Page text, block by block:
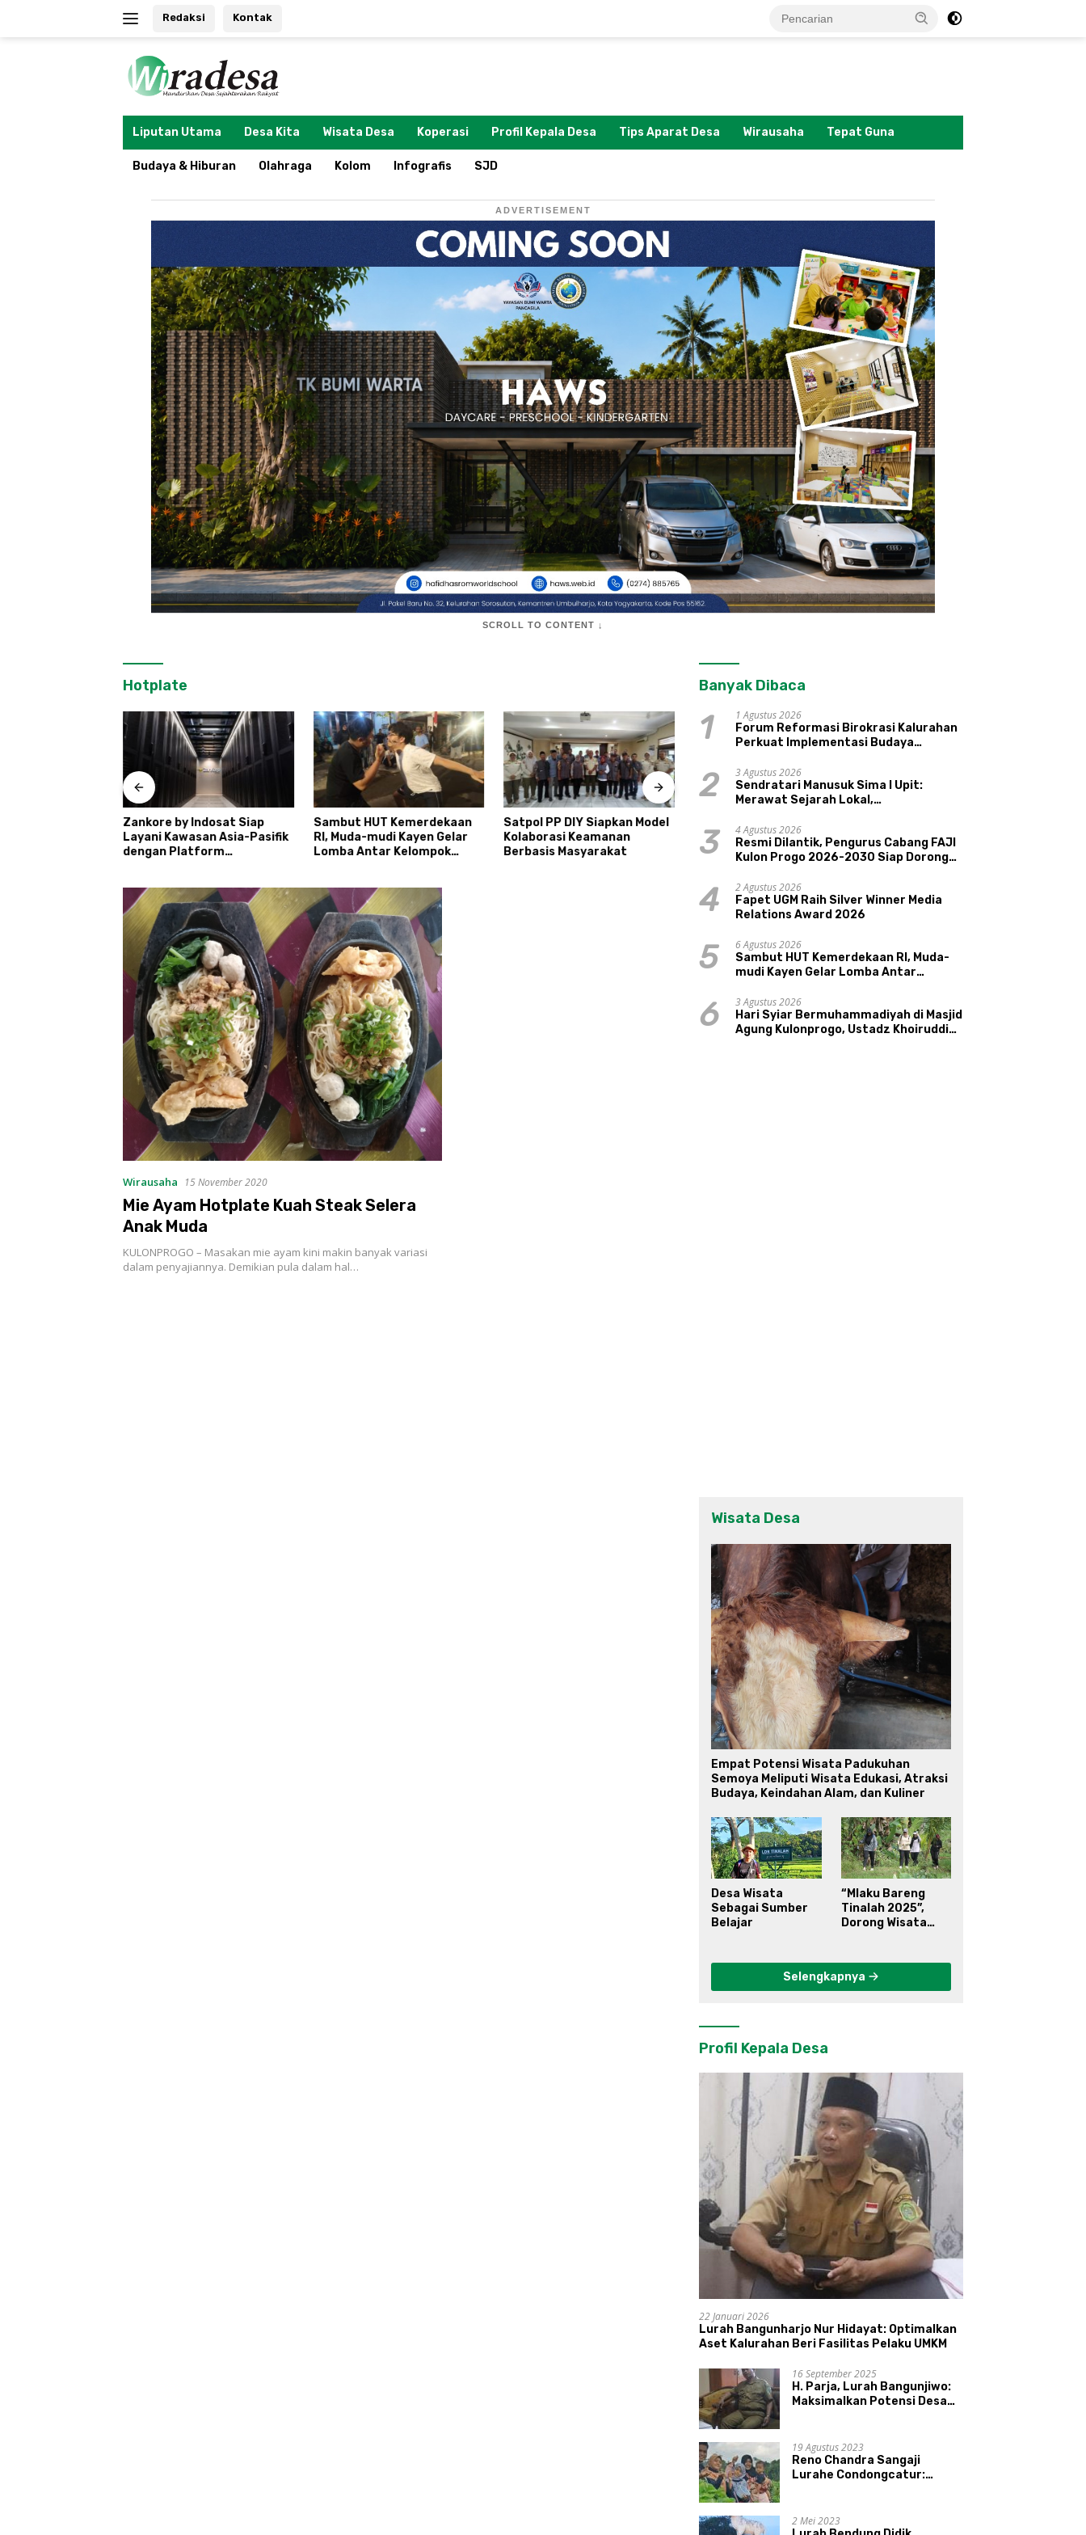
Redaksi Kontak
Liputan Utama Desa Kita Wisata Desa Koperasi Profil Kepala Desa Tips Aparat Desa Wirausaha Tepat Guna
Budaya & Hiburan Olahraga Kolom Infografis SJD
ADVERTISEMENT
SCROLL TO CONTENT ↓
Hotplate
Zankore by Indosat Siap
Layani Kawasan Asia-Pasifik
dengan Platform
Sambut HUT Kemerdekaan
RI, Muda-mudi Kayen Gelar
Lomba Antar Kelompok
Satpol PP DIY Siapkan Model
Kolaborasi Keamanan
Berbasis Masyarakat
Semanis Madu
Condongcatur
Ketepatan Sasaran Bansos,
Kalurahan Condongcatur
Tingkatkan Kapasitas 30
Wirausaha 15 November 2020
Mie Ayam Hotplate Kuah Steak Selera
Anak Muda
KULONPROGO – Masakan mie ayam kini makin banyak variasi
dalam penyajiannya. Demikian pula dalam hal…
Banyak Dibaca
1
1 Agustus 2026
Forum Reformasi Birokrasi Kalurahan
Perkuat Implementasi Budaya
Kepamongan DIY
2
3 Agustus 2026
Sendratari Manusuk Sima I Upit:
Merawat Sejarah Lokal,
Pariwisata, dan Ekologi Klaten
3
4 Agustus 2026
Resmi Dilantik, Pengurus Cabang FAJI
Kulon Progo 2026-2030 Siap Dorong
Sungai Progo
4
2 Agustus 2026
Fapet UGM Raih Silver Winner Media
Relations Award 2026
5
6 Agustus 2026
Sambut HUT Kemerdekaan RI, Muda-
mudi Kayen Gelar Lomba Antar
6
3 Agustus 2026
Hari Syiar Bermuhammadiyah di Masjid
Agung Kulonprogo, Ustadz Khoiruddin
Wisata Desa
Empat Potensi Wisata Padukuhan
Semoya Meliputi Wisata Edukasi, Atraksi
Budaya, Keindahan Alam, dan Kuliner
Desa Wisata
Sebagai Sumber
Belajar
“Mlaku Bareng
Tinalah 2025”,
Dorong Wisata
Selengkapnya
Profil Kepala Desa
22 Januari 2026
Lurah Bangunharjo Nur Hidayat: Optimalkan
Aset Kalurahan Beri Fasilitas Pelaku UMKM
16 September 2025
H. Parja, Lurah Bangunjiwo:
Maksimalkan Potensi Desa
19 Agustus 2023
Reno Chandra Sangaji
Lurahe Condongcatur:
Masyarakat, dan Syukuri
2 Mei 2023